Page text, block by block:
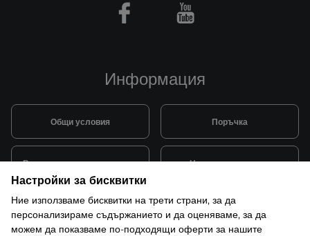
Информация
Общи условия Поръчка
Видове и цена за транспорт Начини на плащане
Система за лоялни клиенти Монтаж и поддръжка
Facebook Youtube
Настройки за бисквитки
Ние използваме бисквитки на трети страни, за да
персонализираме съдържанието и да оценяваме, за да
можем да показваме по-подходящи оферти за нашите